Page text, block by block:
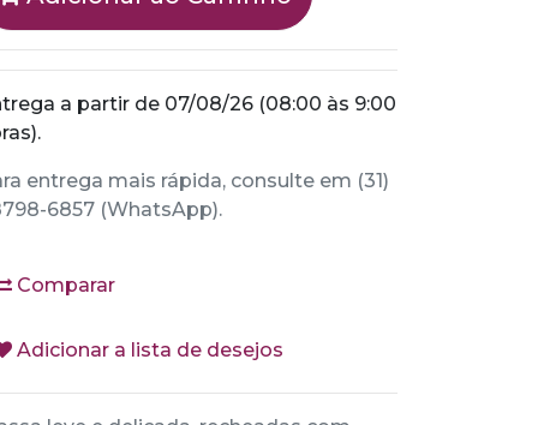
a partir de 07/08/26 (08:00 às 9:00
entrega mais rápida, consulte em (31)
6857 (WhatsApp).
Comparar
Adicionar a lista de desejos